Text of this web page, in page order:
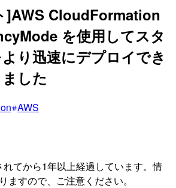
]AWS CloudFormation
を使用してスタ
り迅速にデプロイでき
した
AWS
れてから1年以上経過しています。情
ますので、ご注意ください。